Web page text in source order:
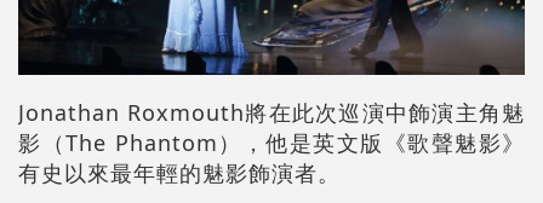
Jonathan Roxmouth將在此次巡演中飾演主角魅
影（The Phantom），他是英文版《歌聲魅影》
有史以來最年輕的魅影飾演者。